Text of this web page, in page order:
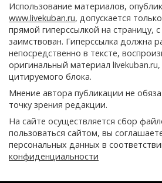
Использование материалов,
www.livekuban.ru, допускается
прямой гиперссылкой на страницу,
заимствован. Гиперссылка должна
непосредственно в тексте,
оригинальный материал
цитируемого блока.
Мнение автора публикации не
точку зрения редакции.
На сайте осуществляется сбор
пользоваться сайтом, вы
персональных данных в
конфиденциальности